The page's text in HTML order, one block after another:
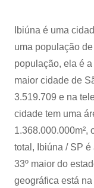
Ibiúna é uma
uma população
população, ela é
maior cidade de
3.519.709 e na
cidade tem uma
1.368.000.000m²,
total, Ibiúna / SP
33º maior do
geográfica está